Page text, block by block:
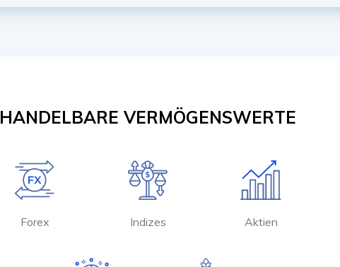
HANDELBARE VERMÖGENSWERTE
Forex Indizes Aktien